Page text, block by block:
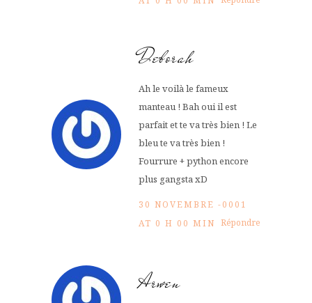
Deborah
Ah le voilà le fameux
manteau ! Bah oui il est
parfait et te va très bien ! Le
bleu te va très bien !
Fourrure + python encore
plus gangsta xD
30 NOVEMBRE -0001
AT 0 H 00 MIN Répondre
Arwen